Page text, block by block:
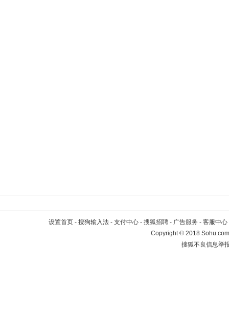
设置首页 - 搜狗输入法 - 支付中心 - 搜狐招聘 - 广告服务 - 客服中心
Copyright©2018
搜狐不良信息举